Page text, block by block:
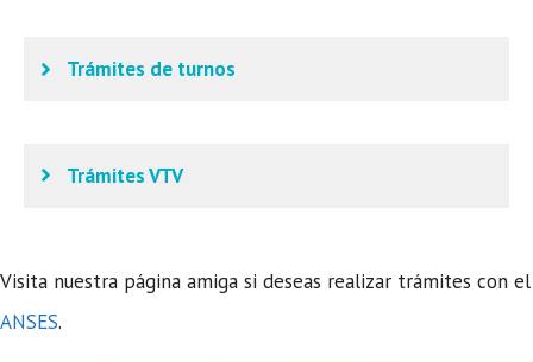
Trámites de turnos
Trámites VTV
Visita nuestra página amiga si deseas realizar trámites con el
ANSES.